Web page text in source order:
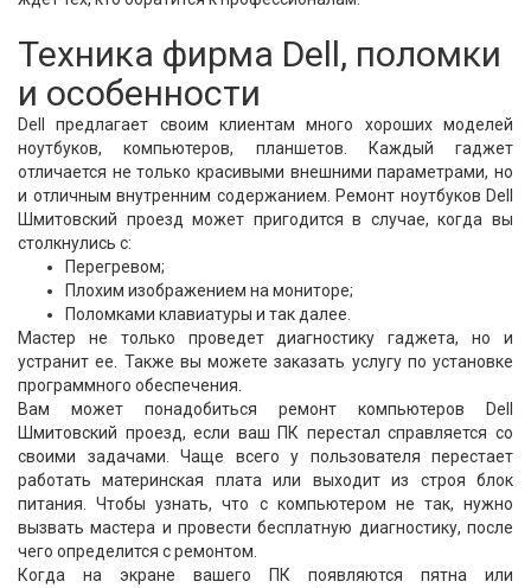
Техника фирма Dell, поломки
и особенности
Dell предлагает своим клиентам много хороших моделей
ноутбуков, компьютеров, планшетов. Каждый гаджет
отличается не только красивыми внешними параметрами, но
и отличным внутренним содержанием. Ремонт ноутбуков Dell
Шмитовский проезд может пригодится в случае, когда вы
столкнулись с:
Перегревом;
Плохим изображением на мониторе;
Поломками клавиатуры и так далее.
Мастер не только проведет диагностику гаджета, но и
устранит ее. Также вы можете заказать услугу по установке
программного обеспечения.
Вам может понадобиться ремонт компьютеров Dell
Шмитовский проезд, если ваш ПК перестал справляется со
своими задачами. Чаще всего у пользователя перестает
работать материнская плата или выходит из строя блок
питания. Чтобы узнать, что с компьютером не так, нужно
вызвать мастера и провести бесплатную диагностику, после
чего определится с ремонтом.
Когда на экране вашего ПК появляются пятна или